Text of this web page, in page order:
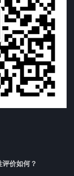
价如何？